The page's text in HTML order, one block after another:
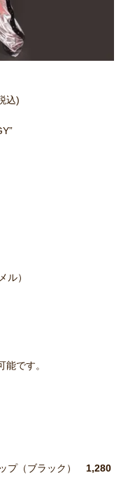
込)
ル）
です。
プ（ブラック） 1,280